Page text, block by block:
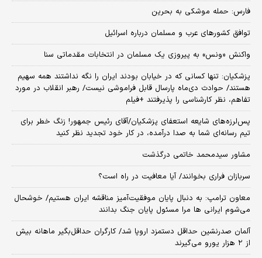
فارس: حمله موشکی به بحرین
توافق کشورهای عرب و مسلمان درباره اسرائیل
واکنش «ونس» به پیروزی یک مسلمان در انتخابات مقدماتی سنا
پزشکیان: تنها کسانی که در خیابان بودند ایران را نگه نداشتند همه سهیم
هستند/ حوادث دی‌ماه پارسال قابل فراموشی نیست/ رهبر انقلاب در مورد
تفاهم، نظر کارشناسی را پذیرفتند +فیلم
پس‌لرزه‌های شایعه استعفای پزشکیان/آقای رئیس جمهور! زنگ خطر برای
تیم رسانه‌ای شما به صدا درآمده، در کار خود تجدید نظر کنید
مشاور سیدمحمد خاتمی درگذشت
سربازان فراری بخوانند/ آیا معافیت در راه است؟
معاون ترامپ: به دنبال پایان موفقیت‌آمیز مناقشه ایران هستیم/ خوشحال
می‌شوم ایرانی ها مرا مسئول پایان جنگ بدانند
آلمان صدرنشین حداقل دستمزد اروپا شد/ کارگران حداقل‌بگیر ماهانه بیش
از ۲ هزار یورو می‌گیرند